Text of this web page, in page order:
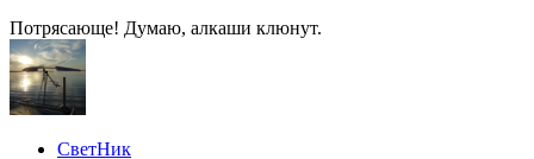
Потрясающе! Думаю, алкаши клюнут.
СветНик